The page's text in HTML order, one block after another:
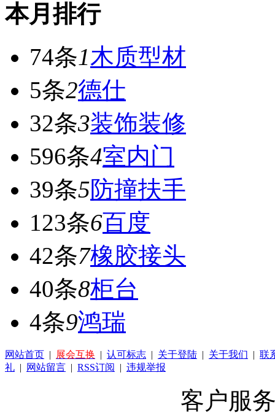
本月排行
74条1木质型材
5条2德仕
32条3装饰装修
596条4室内门
39条5防撞扶手
123条6百度
42条7橡胶接头
40条8柜台
4条9鸿瑞
网站首页 | 展会互换 | 认可标志 | 关于登陆 | 关于我们 | 联
礼 | 网站留言 | RSS订阅 | 违规举报
客户服